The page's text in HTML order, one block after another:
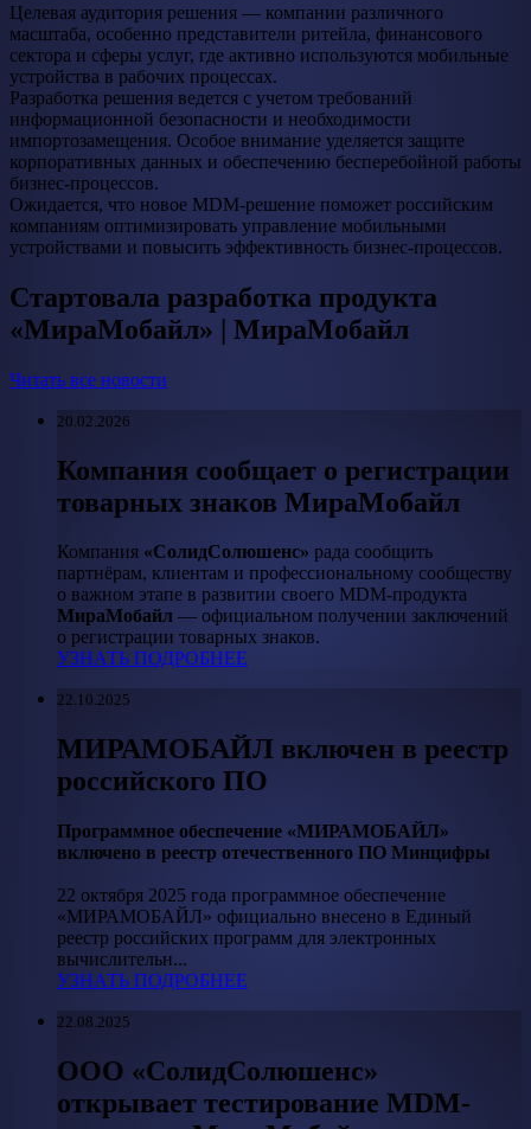
Целевая аудитория решения — компании различного
масштаба, особенно представители ритейла, финансового
сектора и сферы услуг, где активно используются мобильные
устройства в рабочих процессах.
Разработка решения ведется с учетом требований
информационной безопасности и необходимости
импортозамещения. Особое внимание уделяется защите
корпоративных данных и обеспечению бесперебойной работы
бизнес-процессов.
Ожидается, что новое MDM-решение поможет российским
компаниям оптимизировать управление мобильными
устройствами и повысить эффективность бизнес-процессов.
Cтартовала разработка продукта
«МираМобайл» | МираМобайл
Читать все новости
20.02.2026
Компания сообщает о регистрации
товарных знаков МираМобайл
Компания «СолидСолюшенс» рада сообщить
партнёрам, клиентам и профессиональному сообществу
о важном этапе в развитии своего MDM-продукта
МираМобайл — официальном получении заключений
о регистрации товарных знаков.
УЗНАТЬ ПОДРОБНЕЕ
22.10.2025
МИРАМОБАЙЛ включен в реестр
российского ПО
Программное обеспечение «МИРАМОБАЙЛ»
включено в реестр отечественного ПО Минцифры
22 октября 2025 года программное обеспечение
«МИРАМОБАЙЛ» официально внесено в Единый
реестр российских программ для электронных
вычислительн...
УЗНАТЬ ПОДРОБНЕЕ
22.08.2025
ООО «СолидСолюшенс»
открывает тестирование MDM-